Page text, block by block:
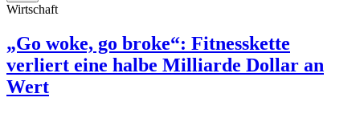
Wirtschaft
„Go woke, go broke“: Fitnesskette
verliert eine halbe Milliarde Dollar an
Wert